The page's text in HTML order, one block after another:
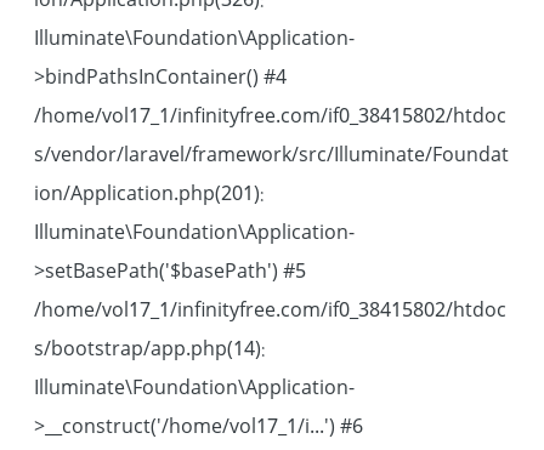
Illuminate\Foundation\Application-
>bindPathsInContainer() #4
/home/vol17_1/infinityfree.com/if0_38415802/htdoc
s/vendor/laravel/framework/src/Illuminate/Foundat
ion/Application.php(201):
Illuminate\Foundation\Application-
>setBasePath('$basePath') #5
/home/vol17_1/infinityfree.com/if0_38415802/htdoc
s/bootstrap/app.php(14):
Illuminate\Foundation\Application-
>__construct('/home/vol17_1/i...') #6